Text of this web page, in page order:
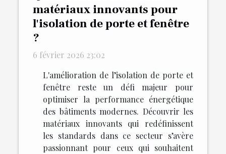
matériaux innovants pour
l'isolation de porte et fenêtre
?
6 février 2026 23:02
L'amélioration de l’isolation de porte et
fenêtre reste un défi majeur pour
optimiser la performance énergétique
des bâtiments modernes. Découvrir les
matériaux innovants qui redéfinissent
les standards dans ce secteur s’avère
passionnant pour ceux qui souhaitent